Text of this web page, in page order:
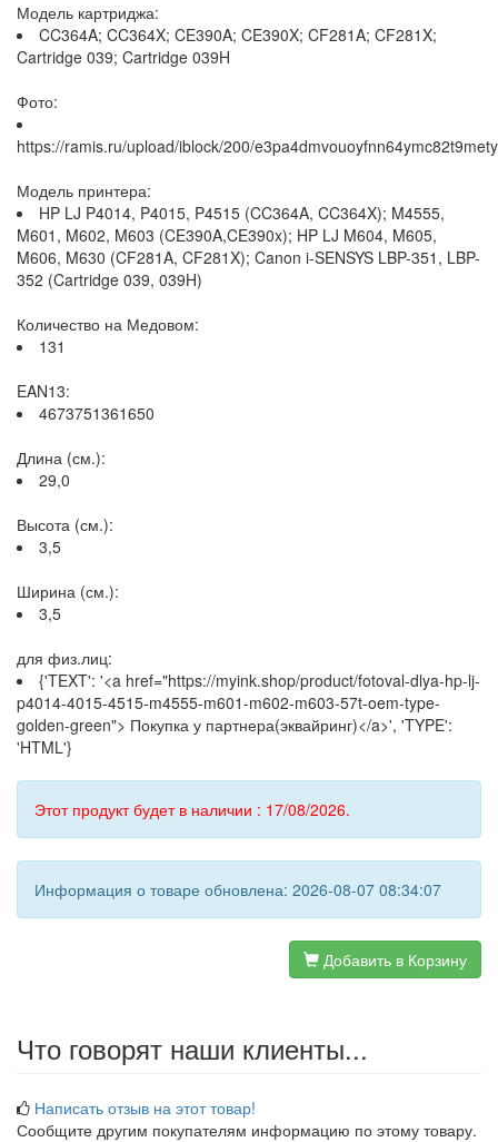
Модель картриджа:
CC364A; CC364X; CE390A; CE390X; CF281A; CF281X;
Cartridge 039; Cartridge 039H
Фото:
https://ramis.ru/upload/iblock/200/
Модель принтера:
HP LJ P4014, P4015, P4515 (CC364A, CC364X); M4555,
M601, M602, M603 (CE390A,CE390x); HP LJ M604, M605,
M606, M630 (CF281A, CF281X); Canon i-SENSYS LBP-351, LBP-
352 (Cartridge 039, 039H)
Количество на Медовом:
131
EAN13:
4673751361650
Длина (см.):
29,0
Высота (см.):
3,5
Ширина (см.):
3,5
для физ.лиц:
{'TEXT': '<a href="https://myink.shop/product/fotoval-dlya-hp-lj-
p4014-4015-4515-m4555-m601-m602-m603-57t-oem-type-
golden-green"> Покупка у партнера(эквайринг)</a>', 'TYPE':
'HTML'}
Этот продукт будет в наличии : 17/08/2026.
Информация о товаре обновлена: 2026-08-07 08:34:07
Добавить в Корзину
Что говорят наши клиенты...
Написать отзыв на этот товар!
Сообщите другим покупателям информацию по этому товару.